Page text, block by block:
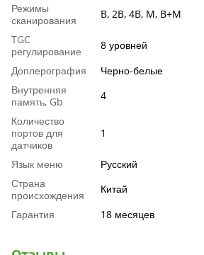
Режимы
сканирования
B, 2B, 4B, M, B+M
TGC
регулирование
8 уровней
Доплерография
Черно-белые
Внутренняя
память, Gb
4
Количество
портов для
датчиков
1
Язык меню
Русский
Страна
происхождения
Китай
Гарантия
18 месяцев